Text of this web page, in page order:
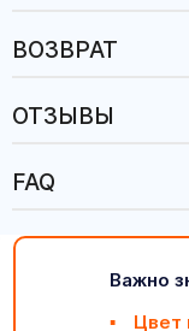
ВОЗВРАТ
ОТЗЫВЫ
FAQ
Важно
Цвет